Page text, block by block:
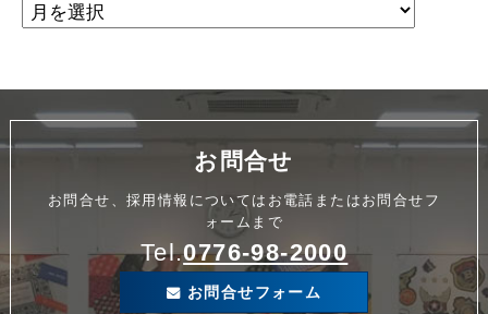
お問合せ
お問合せ、採用情報についてはお電話またはお問合せフ
ォームまで
Tel.0776-98-2000
お問合せフォーム